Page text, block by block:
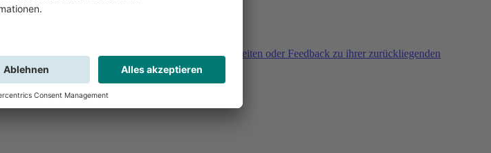
Sie haben Fragen, Unklarheiten oder Feedback zu ihrer zurückliegenden
Buchung?